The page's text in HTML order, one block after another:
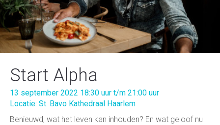
Start Alpha
13 september 2022 18:30 uur t/m 21:00 uur
Locatie: St. Bavo Kathedraal Haarlem
Benieuwd, wat het leven kan inhouden? En wat geloof nu